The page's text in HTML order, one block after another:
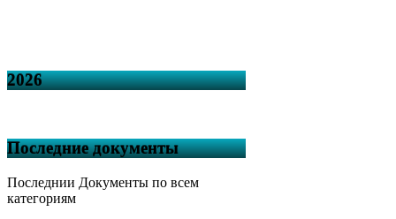
2026
Последние документы
Последнии Документы по всем
категориям